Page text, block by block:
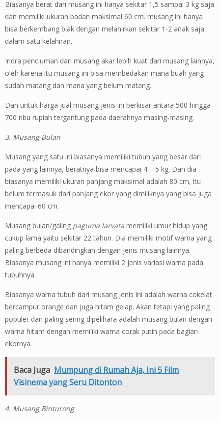
Biasanya berat dari musang ini hanya sekitar 1,5 sampai 3 kg saja
dan memiliki ukuran badan maksimal 60 cm. musang ini hanya
bisa berkembang biak dengan melahirkan sekitar 1-2 anak saja
dalam satu kelahiran.
Indra penciuman dari musang akar lebih kuat dari musang lainnya,
oleh karena itu musang ini bisa membedakan mana buah yang
sudah matang dan mana yang belum matang.
Dan untuk harga jual musang jenis ini berkisar antara 500 hingga
700 ribu rupiah tergantung pada daerahnya masing-masing.
3. Musang Bulan
Musang yang satu ini biasanya memiliki tubuh yang besar dari
pada yang lainnya, beratnya bisa mencapai 4 – 5 kg. Dan dia
biasanya memiliki ukuran panjang maksimal adalah 80 cm, itu
belum termasuk dari panjang ekor yang dimiliknya yang bisa juga
mencapai 60 cm.
Musang bulan/galing paguma larvata memiliki umur hidup yang
cukup lama yaitu sekitar 22 tahun. Dia memiliki motif warna yang
paling berbeda dibandingkan dengan jenis musang lainnya.
Biasanya musang ini hanya memiliki 2 jenis variasi warna pada
tubuhnya.
Biasanya warna tubuh dari musang jenis ini adalah warna cokelat
bercampur orange dan juga hitam gelap. Akan tetapi yang paling
populer dan paling sering dipelihara adalah musang bulan dengan
warna hitam dengan memiliki warna corak putih pada bagian
ekornya.
Baca Juga Mumpung di Rumah Aja, Ini 5 Film
Visinema yang Seru Ditonton
4. Musang Binturong